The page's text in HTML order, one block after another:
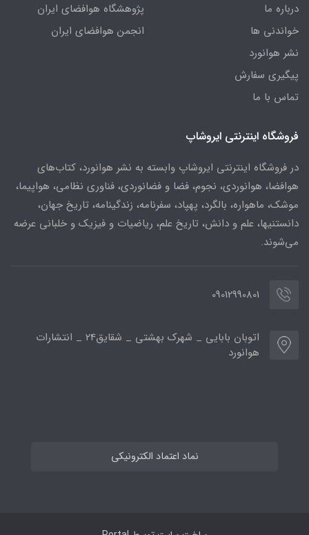
درباره ما
خواندنی ها
نشر هوانورد
پیگیری سفارش
تماس با ما
پژوهشگاه هوافضای ایران
انجمن هوافضای ایران
فروشگاه اینترنتی ایروشاپ
در فروشگاه اینترنتی ایروشاپ وابسته به نشر هوانورد، کتاب‌های
هوافضا، هوانوردی، نجوم، فضا و فضانوردی، فناوری نظامی، هواپیما،
موشک، ماهواره، بالگرد، پهپاد، سفرنامه، زندگینامه، تاریخ جهان،
دانستنیها، علم و دانش، تاریخ علم، ریاضیات و فیزیک و خلبانی عرضه
می‌شوند.
09012990801
اتوبان بابایی _ شهرک بهشتی _ شقایق24 _ انتشارات
هوانورد
نماد اعتماد الکترونیکی